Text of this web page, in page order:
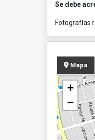
Se debe
Fotografías
Mapa
+
−